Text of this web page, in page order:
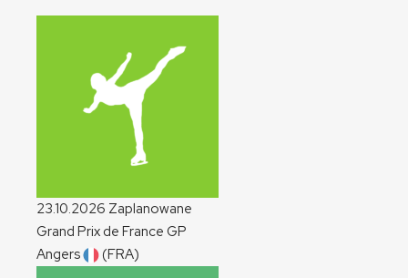
23.10.2026 Zaplanowane
Grand Prix de France GP
Angers
(FRA)